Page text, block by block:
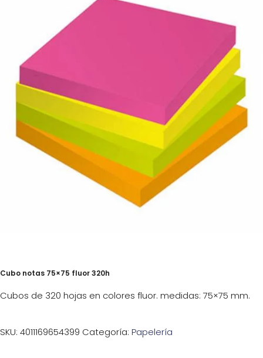
Contacto
0,00€
¡Imprimir!
Cubo notas 75×75 fluor 320h
Cubos de 320 hojas en colores fluor. medidas: 75×75 mm.
SKU: 4011169654399 Categoría: Papelería